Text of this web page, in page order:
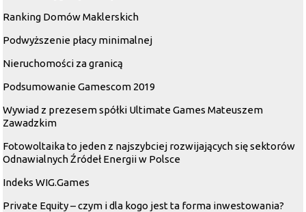
Ranking Domów Maklerskich
Podwyższenie płacy minimalnej
Nieruchomości za granicą
Podsumowanie Gamescom 2019
Wywiad z prezesem spółki Ultimate Games Mateuszem
Zawadzkim
Fotowoltaika to jeden z najszybciej rozwijających się sektorów
Odnawialnych Źródeł Energii w Polsce
Indeks WIG.Games
Private Equity – czym i dla kogo jest ta forma inwestowania?